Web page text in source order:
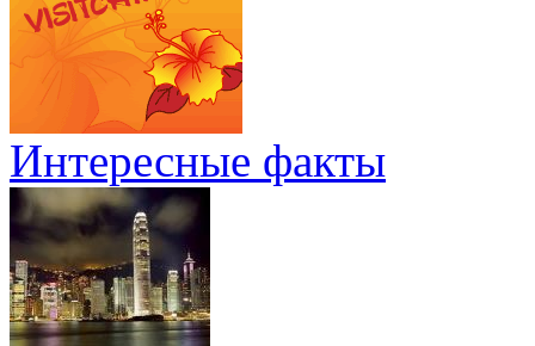
Интересные факты